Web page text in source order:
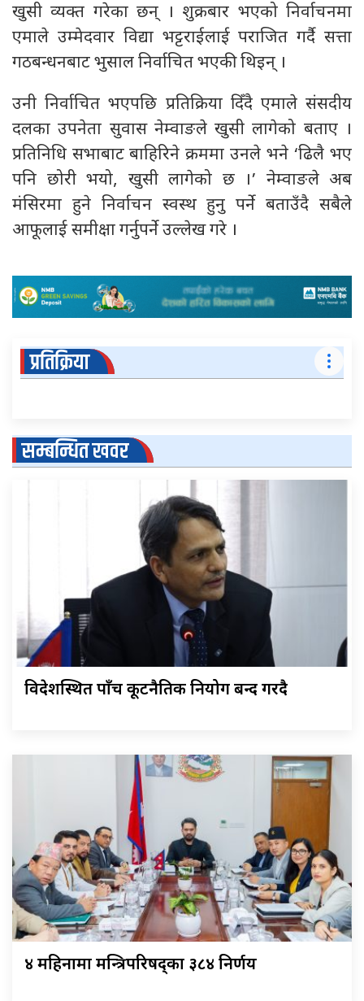
खुसी व्यक्त गरेका छन् । शुक्रबार भएको निर्वाचनमा
एमाले उम्मेदवार विद्या भट्टराईलाई पराजित गर्दै सत्ता
गठबन्धनबाट भुसाल निर्वाचित भएकी थिइन् ।
उनी निर्वाचित भएपछि प्रतिक्रिया दिँदै एमाले संसदीय
दलका उपनेता सुवास नेम्वाङले खुसी लागेको बताए ।
प्रतिनिधि सभाबाट बाहिरिने क्रममा उनले भने ‘ढिलै भए
पनि छोरी भयो, खुसी लागेको छ ।’ नेम्वाङले अब
मंसिरमा हुने निर्वाचन स्वस्थ हुनु पर्ने बताउँदै सबैले
आफूलाई समीक्षा गर्नुपर्ने उल्लेख गरे ।
प्रतिक्रिया
सम्बन्धित खवर
विदेशस्थित पाँच कूटनैतिक नियोग बन्द गरिँदै
४ महिनामा मन्त्रिपरिषद्का ३८४ निर्णय